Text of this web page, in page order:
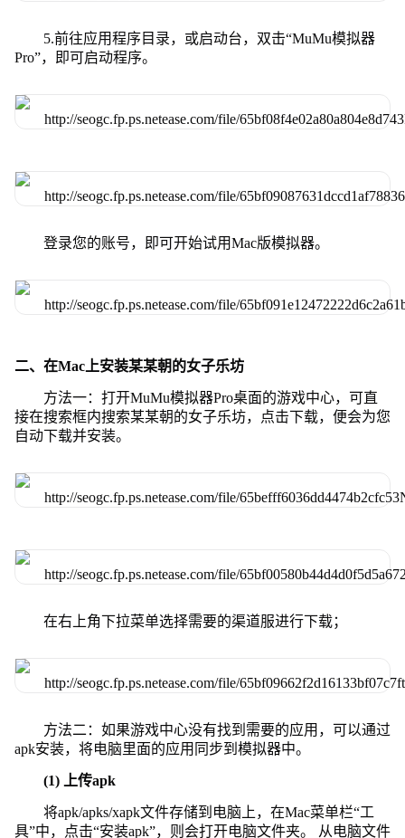
5.前往应用程序目录，或启动台，双击“MuMu模拟器
Pro”，即可启动程序。
登录您的账号，即可开始试用Mac版模拟器。
二、在Mac上安装某某朝的女子乐坊
方法一：打开MuMu模拟器Pro桌面的游戏中心，可直
接在搜索框内搜索某某朝的女子乐坊，点击下载，便会为您
自动下载并安装。
在右上角下拉菜单选择需要的渠道服进行下载；
方法二：如果游戏中心没有找到需要的应用，可以通过
apk安装，将电脑里面的应用同步到模拟器中。
(1) 上传apk
将apk/apks/xapk文件存储到电脑上，在Mac菜单栏“工
具”中，点击“安装apk”，则会打开电脑文件夹。 从电脑文件